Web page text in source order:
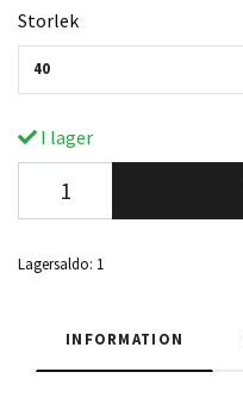
Storlek
40
I lager
Lagersaldo: 1
INFORMATION